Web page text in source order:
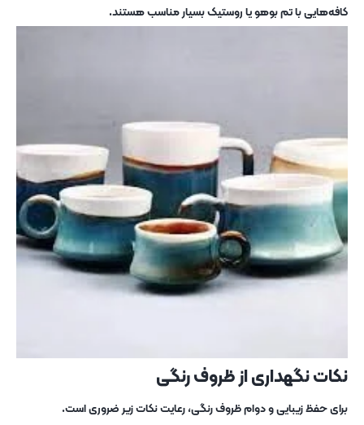
کافه‌هایی با تم بوهو یا روستیک بسیار مناسب هستند.
نکات نگهداری از ظروف رنگی
برای حفظ زیبایی و دوام ظروف رنگی، رعایت نکات زیر ضروری است.